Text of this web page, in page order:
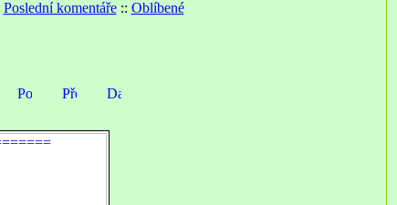
Poslední komentáře:: Oblíbené